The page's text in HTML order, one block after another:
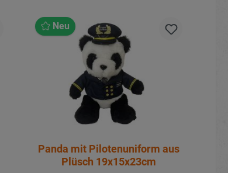
Neu
Panda mit Pilotenuniform aus
Plüsch 19x15x23cm